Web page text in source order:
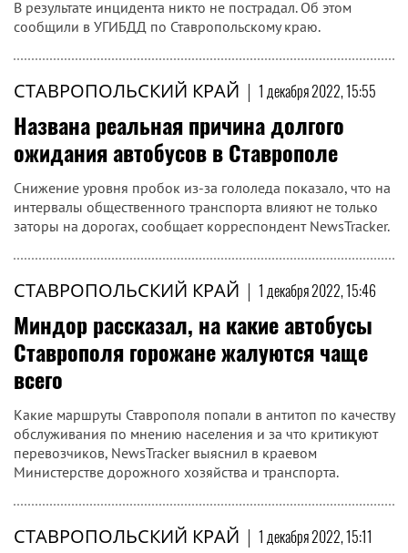
В результате инцидента никто не пострадал. Об этом
сообщили в УГИБДД по Ставропольскому краю.
СТАВРОПОЛЬСКИЙ КРАЙ | 1 декабря 2022, 15:55
Названа реальная причина долгого
ожидания автобусов в Ставрополе
Снижение уровня пробок из-за гололеда показало, что на
интервалы общественного транспорта влияют не только
заторы на дорогах, сообщает корреспондент NewsTracker.
СТАВРОПОЛЬСКИЙ КРАЙ | 1 декабря 2022, 15:46
Миндор рассказал, на какие автобусы
Ставрополя горожане жалуются чаще
всего
Какие маршруты Ставрополя попали в антитоп по качеству
обслуживания по мнению населения и за что критикуют
перевозчиков, NewsTracker выяснил в краевом
Министерстве дорожного хозяйства и транспорта.
СТАВРОПОЛЬСКИЙ КРАЙ | 1 декабря 2022, 15:11